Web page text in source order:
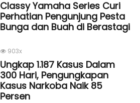
Classy Yamaha Series Curi
Perhatian Pengunjung Pesta
Bunga dan Buah di Berastagi
903x
Ungkap 1.187 Kasus Dalam
300 Hari, Pengungkapan
Kasus Narkoba Naik 85
Persen